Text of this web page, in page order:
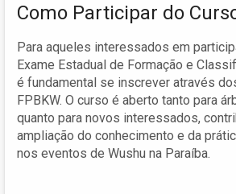
Como Participar do
Para aqueles interessados em
Exame Estadual de Formação e
é fundamental se inscrever através
FPBKW. O curso é aberto tanto para
quanto para novos interessados,
ampliação do conhecimento e da
nos eventos de Wushu na Paraíba.